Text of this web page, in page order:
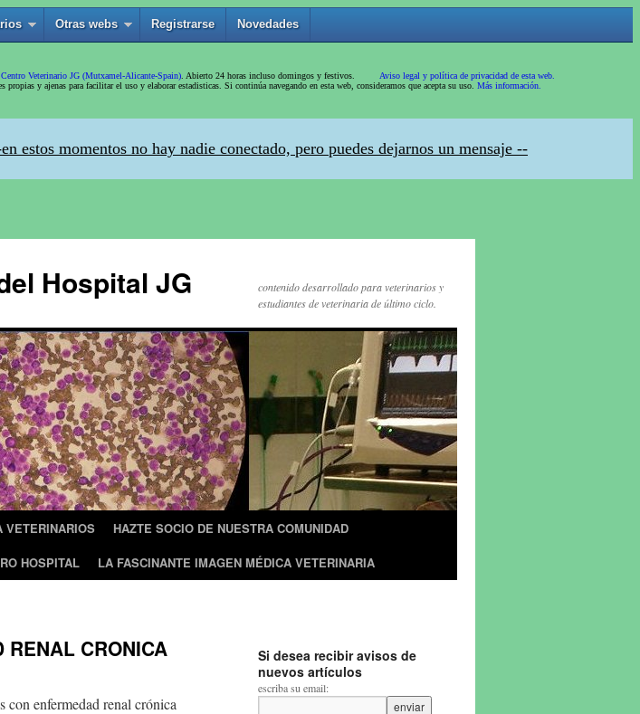
Hospital JG
contenido desarrollado para veterinarios y
estudiantes de veterinaria de último ciclo.
VETERINARIOS
HAZTE SOCIO DE NUESTRA COMUNIDAD
HOSPITAL LA FASCINANTE IMAGEN MÉDICA VETERINARIA
RENAL CRONICA
con enfermedad renal crónica
Si desea recibir avisos de
nuevos artículos
escriba su email: